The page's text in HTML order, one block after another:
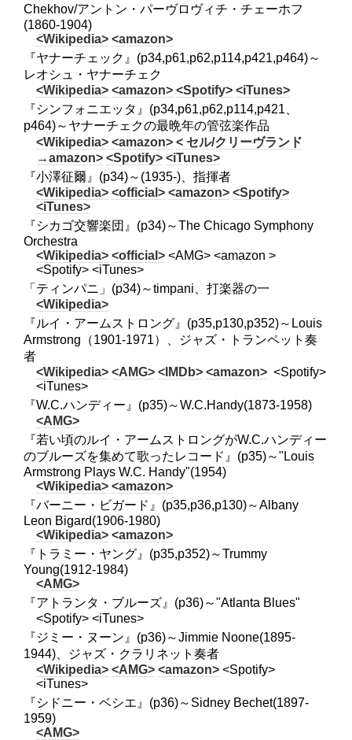
Chekhov/アントン・パーヴロヴィチ・チェーホフ
(1860-1904)
<Wikipedia> <amazon>
『ヤナーチェック』(p34,p61,p62,p114,p421,p464)～
レオシュ・ヤナーチェク
<Wikipedia> <amazon> <Spotify> <iTunes>
『シンフォニエッタ』(p34,p61,p62,p114,p421、
p464)～ヤナーチェクの最晩年の管弦楽作品
<Wikipedia> <amazon> < セル/クリーヴランド
→amazon> <Spotify> <iTunes>
『小澤征爾』(p34)～(1935-)、指揮者
<Wikipedia> <official> <amazon> <Spotify>
<iTunes>
『シカゴ交響楽団』(p34)～The Chicago Symphony
Orchestra
<Wikipedia> <official> <AMG> <amazon >
<Spotify> <iTunes>
「ティンパニ」(p34)～timpani、打楽器の一
<Wikipedia>
『ルイ・アームストロング』(p35,p130,p352)～Louis
Armstrong（1901-1971）、ジャズ・トランペット奏
者
<Wikipedia> <AMG> <IMDb> <amazon> <Spotify>
<iTunes>
『W.C.ハンディー』(p35)～W.C.Handy(1873-1958)
<AMG>
『若い頃のルイ・アームストロングがW.C.ハンディー
のブルーズを集めて歌ったレコード』(p35)～"Louis
Armstrong Plays W.C. Handy"(1954)
<Wikipedia> <amazon>
『バーニー・ビガード』(p35,p36,p130)～Albany
Leon Bigard(1906-1980)
<Wikipedia> <amazon>
『トラミー・ヤング』(p35,p352)～Trummy
Young(1912-1984)
<AMG>
『アトランタ・ブルーズ』(p36)～"Atlanta Blues"
<Spotify> <iTunes>
『ジミー・ヌーン』(p36)～Jimmie Noone(1895-
1944)、ジャズ・クラリネット奏者
<Wikipedia> <AMG> <amazon> <Spotify>
<iTunes>
『シドニー・ベシエ』(p36)～Sidney Bechet(1897-
1959)
<AMG>